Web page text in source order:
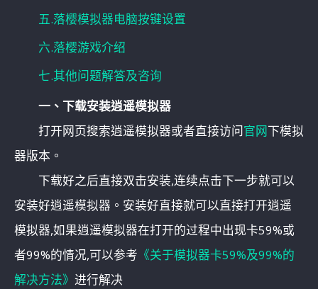
五.落樱模拟器电脑按键设置
六.落樱游戏介绍
七.其他问题解答及咨询
一、下载安装逍遥模拟器
打开网页搜索逍遥模拟器或者直接访问官网下模拟
器版本。
下载好之后直接双击安装,连续点击下一步就可以
安装好逍遥模拟器。安装好直接就可以直接打开逍遥
模拟器,如果逍遥模拟器在打开的过程中出现卡59%或
者99%的情况,可以参考 《关于模拟器卡59%及99%的
解决方法》进行解决